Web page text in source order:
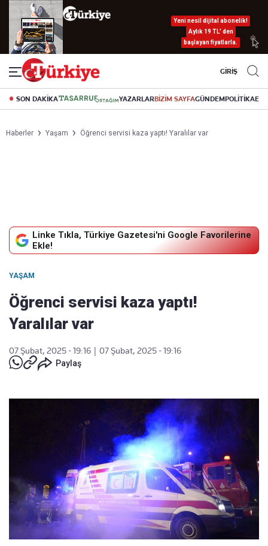
Yeni nesil dijital abonelik!
Aylık 19 TL’ den
başlayan fiyatlarla.
GİRİŞ
SON DAKİKA YAZARLARBİZİM SAYFAGÜNDEMPOLİTİKA
Haberler Yaşam Öğrenci servisi kaza yaptı! Yaralılar var
Linke Tıkla, Türkiye Gazetesi'ni Google Favorilerine
Ekle!
YAŞAM
Öğrenci servisi kaza yaptı!
Yaralılar var
07 Şubat, 2025 - 19:16
07 Şubat, 2025 - 19:16
Paylaş